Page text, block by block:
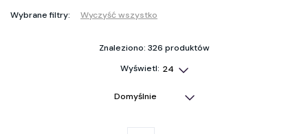
Wybrane filtry: Wyczyść wszystko
Znaleziono: 326 produktów
Wyświetl: